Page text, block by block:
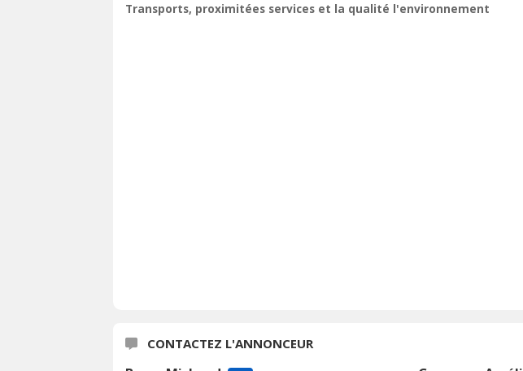
Transports, proximitées services et la qualité l'environnement
CONTACTEZ L'ANNONCEUR